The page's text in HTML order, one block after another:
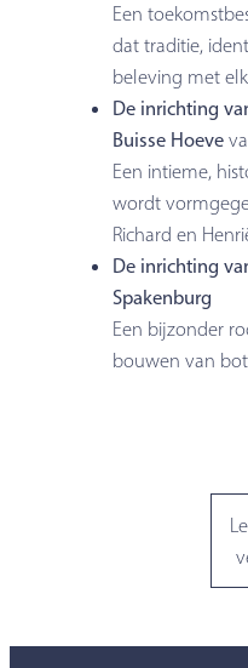
Een
dat traditie,
beleving met
De inrichting
Buisse Hoeve
Een intieme,
wordt
Richard en
De inrichting
Spakenburg
Een bijzonder
bouwen van